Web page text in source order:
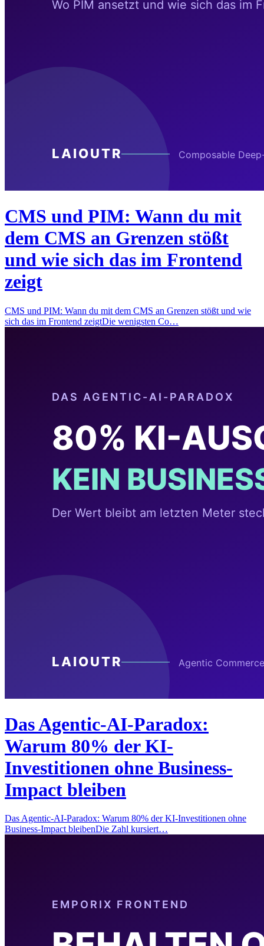
CMS und PIM: Wann du mit
dem CMS an Grenzen stößt
und wie sich das im Frontend
zeigt
CMS und PIM: Wann du mit dem CMS an Grenzen stößt und wie
sich das im Frontend zeigtDie wenigsten Co…
Das Agentic-AI-Paradox:
Warum 80% der KI-
Investitionen ohne Business-
Impact bleiben
Das Agentic-AI-Paradox: Warum 80% der KI-Investitionen ohne
Business-Impact bleibenDie Zahl kursiert…